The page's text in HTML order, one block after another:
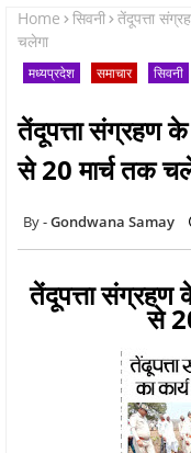
Home सिवनी तेंदूपत्ता
चलेगा
मध्यप्रदेश समाचार सिवनी
तेंदूपत्ता संग्रहण
से 20 मार्च तक
Gondwana Samay
तेंदूपत्ता संग्रहण
से